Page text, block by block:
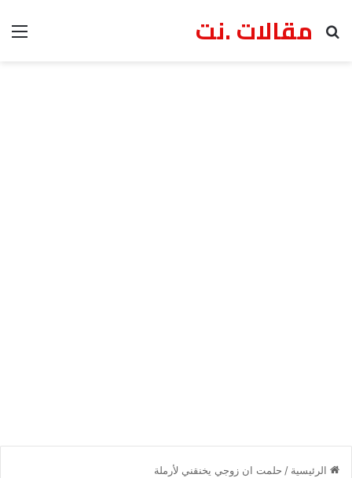
مقالات .نت
بحث عن
الرئيسية / حلمت ان زوجي يخنقني لأرملة